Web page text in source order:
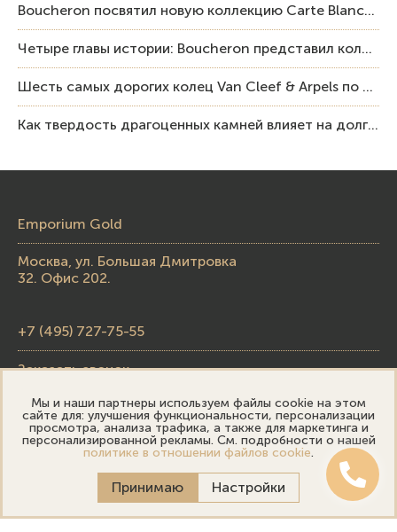
Boucheron посвятил новую коллекцию Carte Blanche Human Being человеку и силе мастерства
Четыре главы истории: Boucheron представил коллекцию «Nom: Boucheron, Prénom: Frédéric»
Шесть самых дорогих колец Van Cleef & Arpels по итогам аукционов Sotheby’s
Как твердость драгоценных камней влияет на долговечность ювелирных изделий
Emporium Gold
Москва, ул. Большая Дмитровка
32. Офис 202.
+7 (495) 727-75-55
Заказать звонок
skupka@emporiumgold.com
sale@emporiumgold.com
Режим работы:
Пн-Пт: 10:00–20:00
Мы и наши партнеры используем файлы cookie на этом
сайте для: улучшения функциональности, персонализации
просмотра, анализа трафика, а также для маркетинга и
персонализированной рекламы. См. подробности о нашей
политике в отношении файлов cookie.
Принимаю Настройки